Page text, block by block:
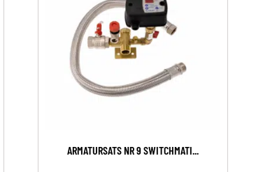
ARMATURSATS NR 9 SWITCHMATI...